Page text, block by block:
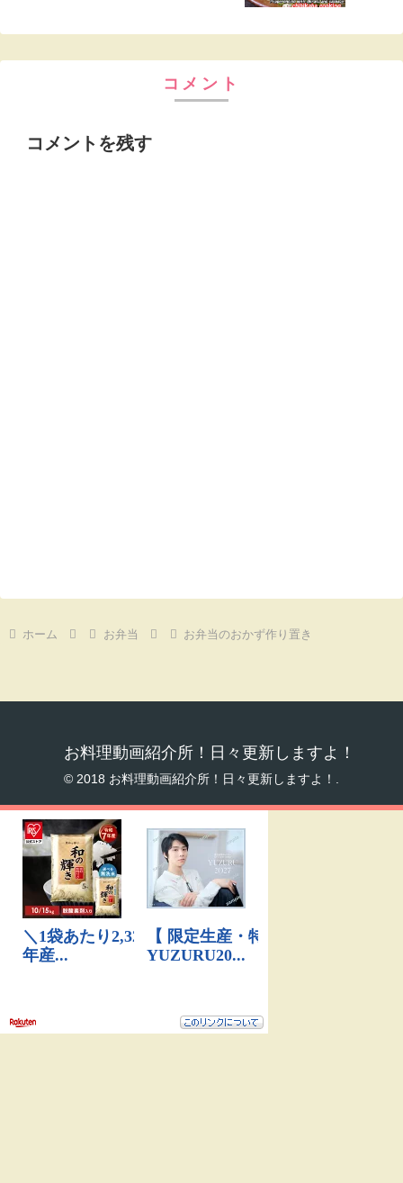
コメント
コメントを残す
ホーム お弁当 お弁当のおかず作り置き
お料理動画紹介所！日々更新しますよ！
© 2018 お料理動画紹介所！日々更新しますよ！.